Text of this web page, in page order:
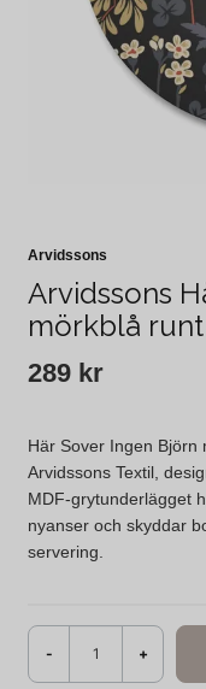
Arvidssons
Arvidssons
mörkblå
289 kr
Här Sover Ingen Björn
Arvidssons Textil,
MDF-grytunderlägget
nyanser och skyddar
servering.
- +